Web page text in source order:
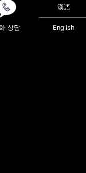
갑상선 출혈성 낭종
상담
漢語
English